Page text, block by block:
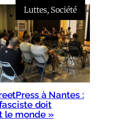
Luttes, Société
à Nantes :
doit
le monde »